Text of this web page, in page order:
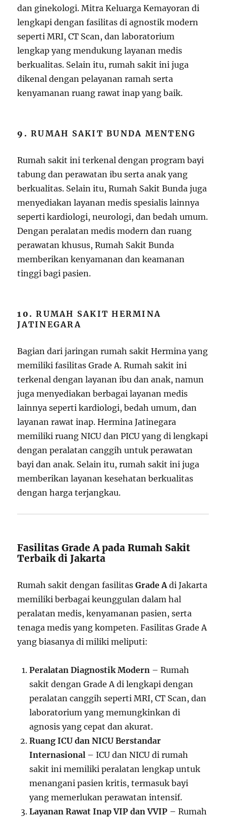
dan ginekologi. Mitra Keluarga Kemayoran di
lengkapi dengan fasilitas di agnostik modern
seperti MRI, CT Scan, dan laboratorium
lengkap yang mendukung layanan medis
berkualitas. Selain itu, rumah sakit ini juga
dikenal dengan pelayanan ramah serta
kenyamanan ruang rawat inap yang baik.
9.RUMAH SAKIT BUNDA MENTENG
Rumah sakit ini terkenal dengan program bayi
tabung dan perawatan ibu serta anak yang
berkualitas. Selain itu, Rumah Sakit Bunda juga
menyediakan layanan medis spesialis lainnya
seperti kardiologi, neurologi, dan bedah umum.
Dengan peralatan medis modern dan ruang
perawatan khusus, Rumah Sakit Bunda
memberikan kenyamanan dan keamanan
tinggi bagi pasien.
10.RUMAH SAKIT HERMINA
JATINEGARA
Bagian dari jaringan rumah sakit Hermina yang
memiliki fasilitas Grade A. Rumah sakit ini
terkenal dengan layanan ibu dan anak, namun
juga menyediakan berbagai layanan medis
lainnya seperti kardiologi, bedah umum, dan
layanan rawat inap. Hermina Jatinegara
memiliki ruang NICU dan PICU yang di lengkapi
dengan peralatan canggih untuk perawatan
bayi dan anak. Selain itu, rumah sakit ini juga
memberikan layanan kesehatan berkualitas
dengan harga terjangkau.
Fasilitas Grade A pada Rumah Sakit
Terbaik di Jakarta
Rumah sakit dengan fasilitasGrade Adi Jakarta
memiliki berbagai keunggulan dalam hal
peralatan medis, kenyamanan pasien, serta
tenaga medis yang kompeten. Fasilitas Grade A
yang biasanya di miliki meliputi:
Peralatan Diagnostik Modern – Rumah
sakit dengan Grade A di lengkapi dengan
peralatan canggih seperti MRI, CT Scan, dan
laboratorium yang memungkinkan di
agnosis yang cepat dan akurat.
Ruang ICU dan NICU Berstandar
Internasional – ICU dan NICU di rumah
sakit ini memiliki peralatan lengkap untuk
menangani pasien kritis, termasuk bayi
yang memerlukan perawatan intensif.
Layanan Rawat Inap VIP dan VVIP – Rumah